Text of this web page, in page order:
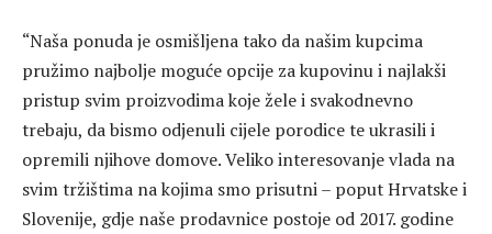
“Naša ponuda je osmišljena tako da našim kupcima
pružimo najbolje moguće opcije za kupovinu i najlakši
pristup svim proizvodima koje žele i svakodnevno
trebaju, da bismo odjenuli cijele porodice te ukrasili i
opremili njihove domove. Veliko interesovanje vlada na
svim tržištima na kojima smo prisutni – poput Hrvatske i
Slovenije, gdje naše prodavnice postoje od 2017. godine